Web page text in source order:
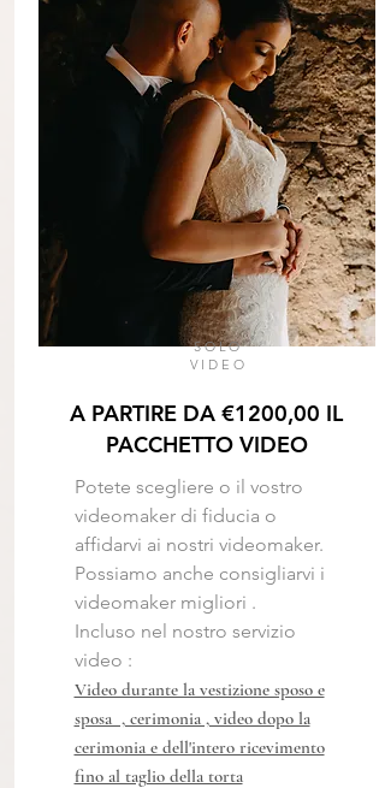
SOLO
VIDEO
A PARTIRE DA €1200,00 IL
PACCHETTO VIDEO
Potete scegliere o il vostro
videomaker di fiducia o
affidarvi ai nostri videomaker.
Possiamo anche consigliarvi i
videomaker migliori .
Incluso nel nostro servizio
video :
Video durante la vestizione sposo e
sposa , cerimonia , video dopo la
cerimonia e dell'intero ricevimento
fino al taglio della torta